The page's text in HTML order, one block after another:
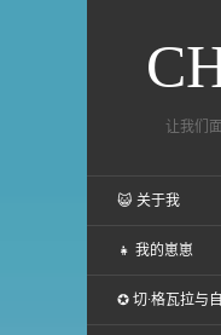
让我们
😺 关于我
👧 我的崽崽
✪ 切·格瓦拉与